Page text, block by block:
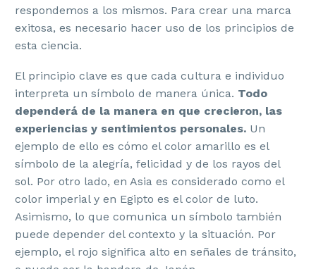
respondemos a los mismos. Para crear una marca
exitosa, es necesario hacer uso de los principios de
esta ciencia.
El principio clave es que cada cultura e individuo
interpreta un símbolo de manera única. Todo
dependerá de la manera en que crecieron, las
experiencias y sentimientos personales. Un
ejemplo de ello es cómo el color amarillo es el
símbolo de la alegría, felicidad y de los rayos del
sol. Por otro lado, en Asia es considerado como el
color imperial y en Egipto es el color de luto.
Asimismo, lo que comunica un símbolo también
puede depender del contexto y la situación. Por
ejemplo, el rojo significa alto en señales de tránsito,